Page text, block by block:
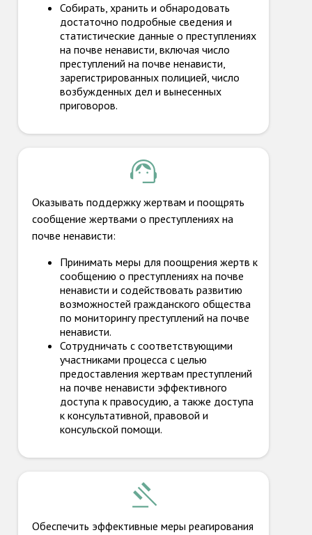
Собирать, хранить и обнародовать
достаточно подробные сведения и
статистические данные о преступлениях
на почве ненависти, включая число
преступлений на почве ненависти,
зарегистрированных полицией, число
возбужденных дел и вынесенных
приговоров.
Оказывать поддержку жертвам и поощрять
сообщение жертвами о преступлениях на
почве ненависти:
Принимать меры для поощрения жертв к
сообщению о преступлениях на почве
ненависти и содействовать развитию
возможностей гражданского общества
по мониторингу преступлений на почве
ненависти.
Сотрудничать с соответствующими
участниками процесса с целью
предоставления жертвам преступлений
на почве ненависти эффективного
доступа к правосудию, а также доступа
к консультативной, правовой и
консульской помощи.
Обеспечить эффективные меры реагирования